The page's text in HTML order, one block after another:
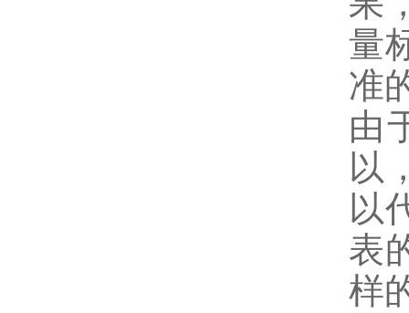
量
准
由
以
以
表
样